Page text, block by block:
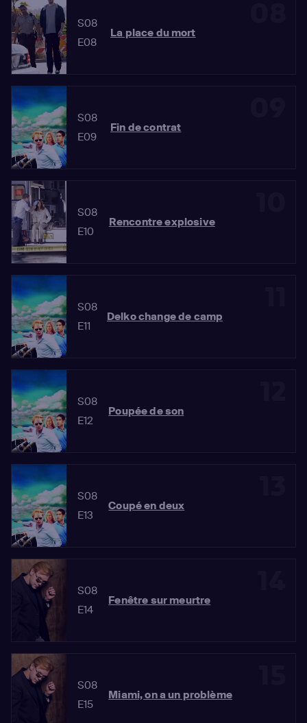
S08
E08
La place du mort
S08
E09
Fin de contrat
S08
E10
Rencontre explosive
S08
E11
Delko change de camp
S08
E12
Poupée de son
S08
E13
Coupé en deux
S08
E14
Fenêtre sur meurtre
S08
E15
Miami, on a un problème